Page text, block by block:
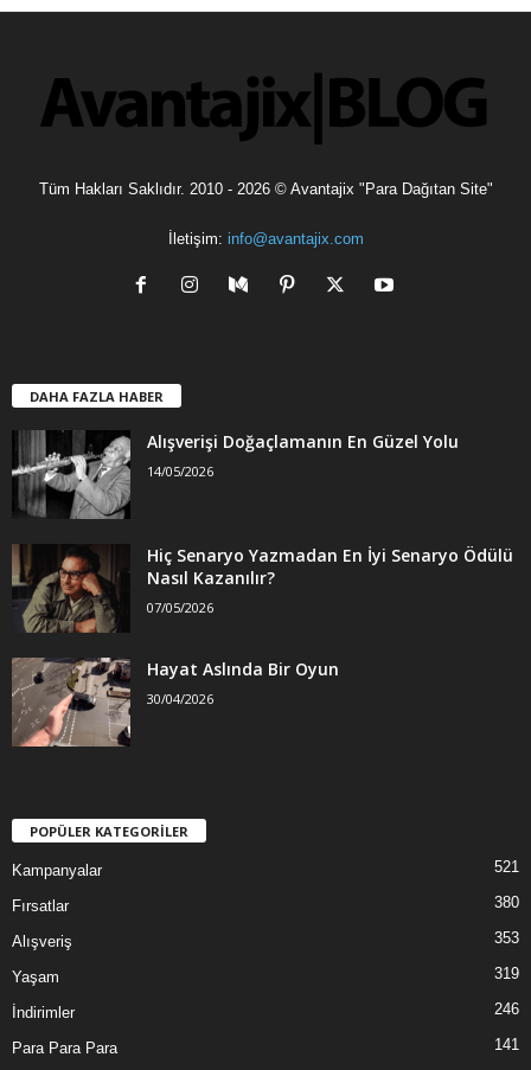
Tüm Hakları Saklıdır. 2010 - 2026 © Avantajix "Para Dağıtan Site"
İletişim: info@avantajix.com
DAHA FAZLA HABER
Alışverişi Doğaçlamanın En Güzel Yolu
14/05/2026
Hiç Senaryo Yazmadan En İyi Senaryo Ödülü
Nasıl Kazanılır?
07/05/2026
Hayat Aslında Bir Oyun
30/04/2026
POPÜLER KATEGORİLER
Kampanyalar 521
Fırsatlar 380
Alışveriş 353
Yaşam 319
İndirimler 246
Para Para Para 141